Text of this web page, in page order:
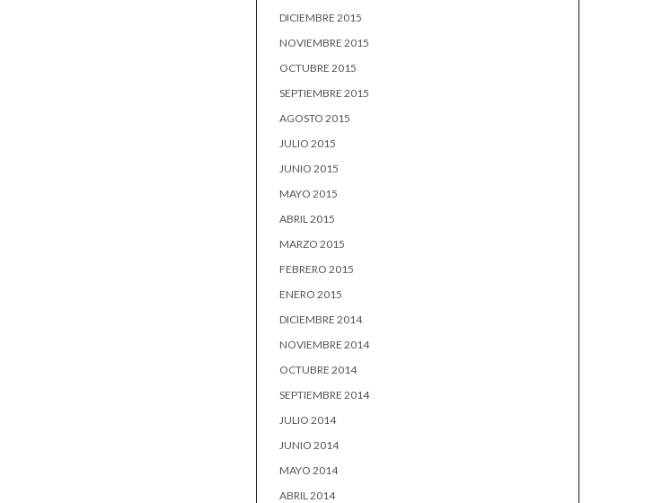
DICIEMBRE 2015
NOVIEMBRE 2015
OCTUBRE 2015
SEPTIEMBRE 2015
AGOSTO 2015
JULIO 2015
JUNIO 2015
MAYO 2015
ABRIL 2015
MARZO 2015
FEBRERO 2015
ENERO 2015
DICIEMBRE 2014
NOVIEMBRE 2014
OCTUBRE 2014
SEPTIEMBRE 2014
JULIO 2014
JUNIO 2014
MAYO 2014
ABRIL 2014